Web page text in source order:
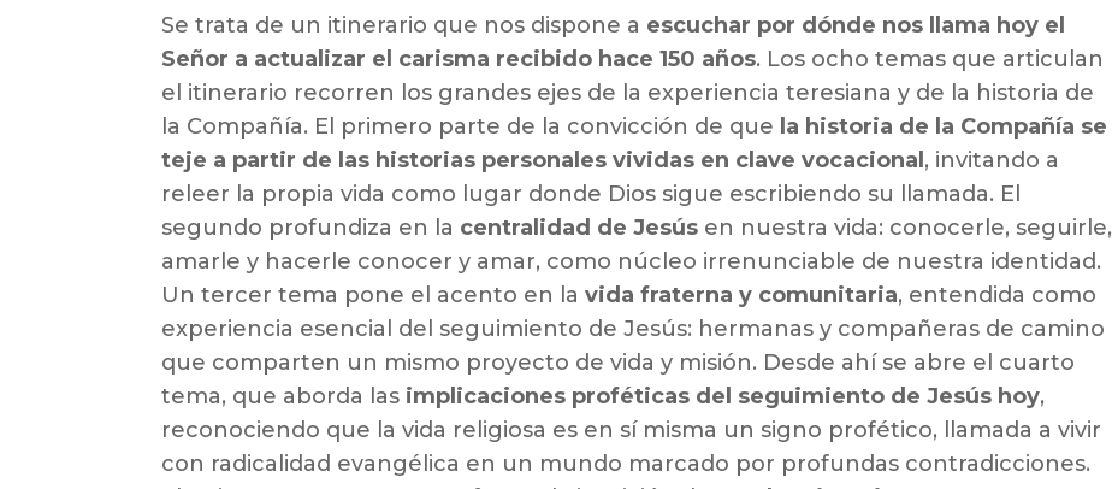
Se trata de un itinerario que nos dispone a escuchar por dónde nos llama hoy el
Señor a actualizar el carisma recibido hace 150 años. Los ocho temas que articulan
el itinerario recorren los grandes ejes de la experiencia teresiana y de la historia de
la Compañía. El primero parte de la convicción de que la historia de la Compañía se
teje a partir de las historias personales vividas en clave vocacional , invitando a
releer la propia vida como lugar donde Dios sigue escribiendo su llamada. El
segundo profundiza en la centralidad de Jesús en nuestra vida: conocerle, seguirle,
amarle y hacerle conocer y amar, como núcleo irrenunciable de nuestra identidad.
Un tercer tema pone el acento en lavida fraterna y comunitaria, entendida como
experiencia esencial del seguimiento de Jesús: hermanas y compañeras de camino
que comparten un mismo proyecto de vida y misión. Desde ahí se abre el cuarto
tema, que aborda las implicaciones proféticas del seguimiento de Jesús hoy,
reconociendo que la vida religiosa es en sí misma un signo profético, llamada a vivir
con radicalidad evangélica en un mundo marcado por profundas contradicciones.